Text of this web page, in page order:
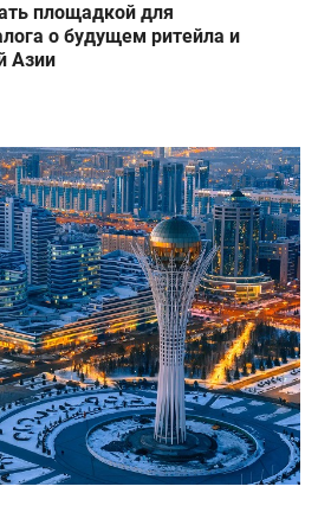
площадкой для
о будущем ритейла и
Азии